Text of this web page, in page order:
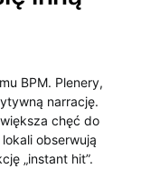
BPM. Plenery,
narrację.
chęć do
obserwują
„instant hit”.